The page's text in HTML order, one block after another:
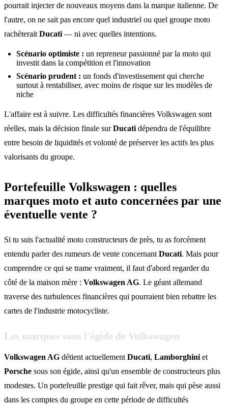
pourrait injecter de nouveaux moyens dans la marque italienne. De
l'autre, on ne sait pas encore quel industriel ou quel groupe moto
rachèterait Ducati — ni avec quelles intentions.
Scénario optimiste : un repreneur passionné par la moto qui
investit dans la compétition et l'innovation
Scénario prudent : un fonds d'investissement qui cherche
surtout à rentabiliser, avec moins de risque sur les modèles de
niche
L'affaire est à suivre. Les difficultés financières Volkswagen sont
réelles, mais la décision finale surDucati dépendra de l'équilibre
entre besoin de liquidités et volonté de préserver les actifs les plus
valorisants du groupe.
Portefeuille Volkswagen : quelles
marques moto et auto concernées par une
éventuelle vente ?
Si tu suis l'actualité moto constructeurs de près, tu as forcément
entendu parler des rumeurs de vente concernant Ducati. Mais pour
comprendre ce qui se trame vraiment, il faut d'abord regarder du
côté de la maison mère : Volkswagen AG. Le géant allemand
traverse des turbulences financières qui pourraient bien rebattre les
cartes de l'industrie motocycliste.
Les marques sous l'égide de Volkswagen
Volkswagen AG détient actuellement Ducati, Lamborghini et
Porsche sous son égide, ainsi qu'un ensemble de constructeurs plus
modestes. Un portefeuille prestige qui fait rêver, mais qui pèse aussi
dans les comptes du groupe en cette période de difficultés